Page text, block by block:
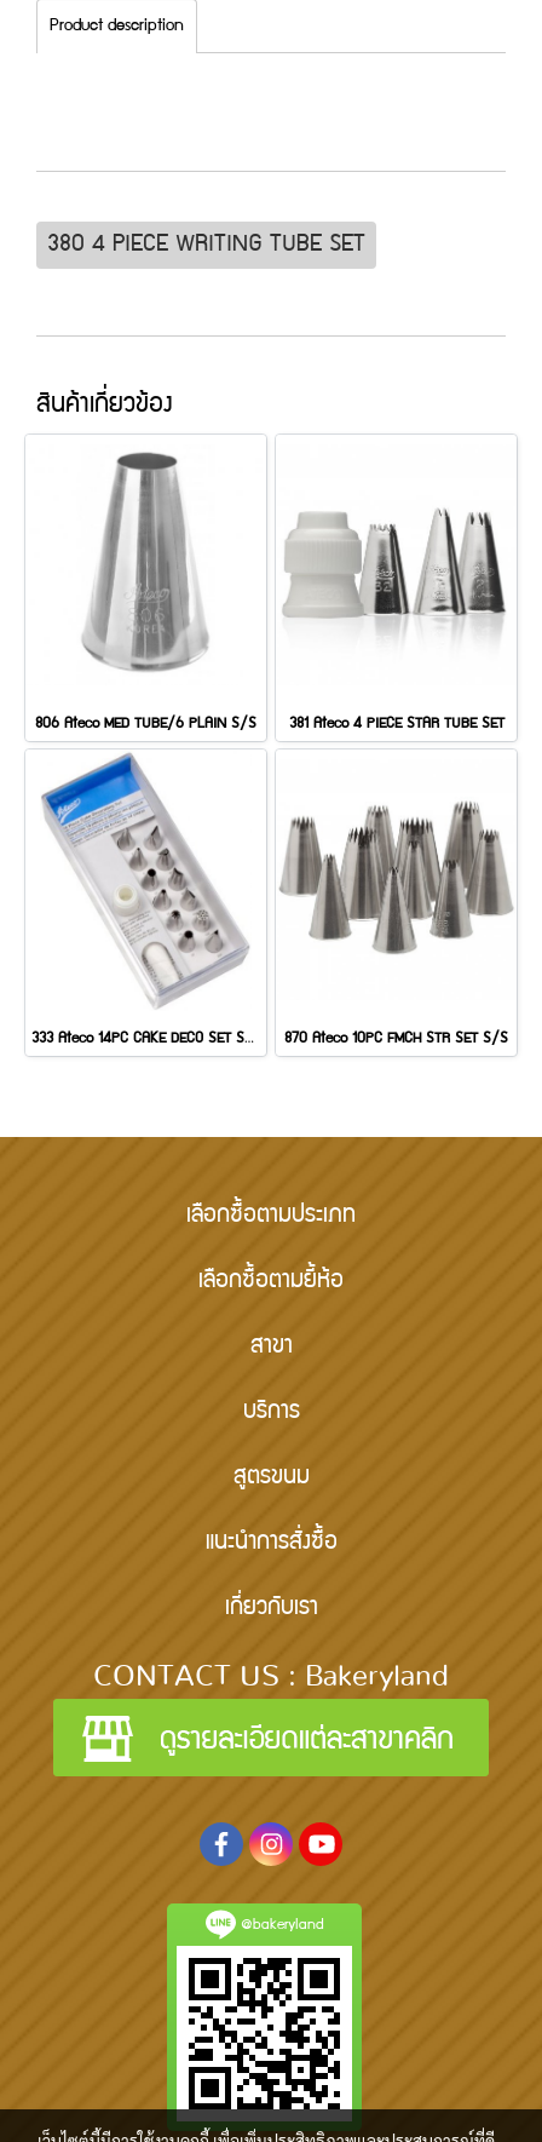
Product description
380 4 PIECE WRITING TUBE SET
สินค้าเกี่ยวข้อง
806 Ateco MED TUBE/6 PLAIN S/S 381 Ateco 4 PIECE STAR TUBE SET
333 Ateco 14PC CAKE DECO SET S/S 870 Ateco 10PC FMCH STR SET S/S
เลือกซื้อตามประเภท
เลือกซื้อตามยี้ห้อ
สาขา
บริการ
สูตรขนม
แนะนำการสั่งซื้อ
เกี่ยวกับเรา
CONTACT US : Bakeryland
@bakeryland